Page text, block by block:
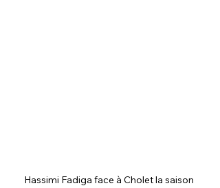
Hassimi Fadiga face à Cholet la saison